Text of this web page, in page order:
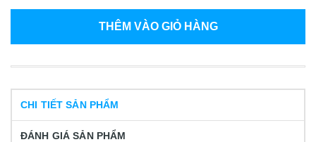
THÊM VÀO GIỎ HÀNG
CHI TIẾT SẢN PHẨM
ĐÁNH GIÁ SẢN PHẨM